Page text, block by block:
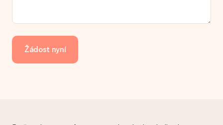
Jak mohu zaplatit objednávku?
kartu, fakturu přes Klarna nebo ruční převod. V případě ručního
převodu platby prosím vezměte v úvahu dodací lhůtu 3 dny
navíc.
Žádost nyní